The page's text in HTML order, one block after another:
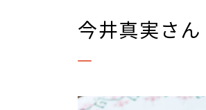
今井真実さ